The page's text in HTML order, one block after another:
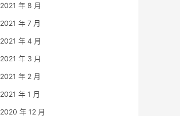
2021 年 8 月
2021 年 7 月
2021 年 4 月
2021 年 3 月
2021 年 2 月
2021 年 1 月
2020 年 12 月